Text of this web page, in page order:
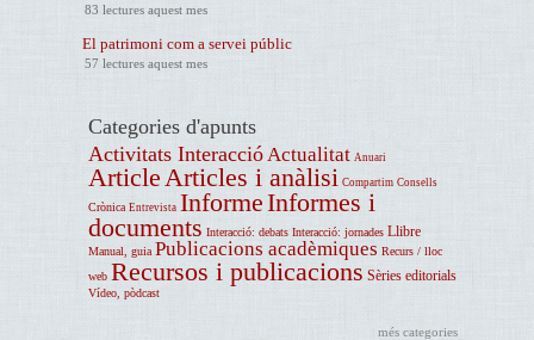
83 lectures aquest mes
El patrimoni com a servei públic
57 lectures aquest mes
Categories d'apunts
Activitats Interacció Actualitat Anuari
Article Articles i anàlisi Compartim Consells
Crònica Entrevista InformeInformes i
documents Interacció: debats Interacció: jornades Llibre
Manual, guia Publicacions acadèmiques Recurs / lloc
web Recursos i publicacions Sèries editorials
Vídeo, pòdcast
més categories